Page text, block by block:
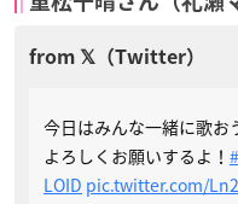
今日はみんな一緒に歌
よろしくお願いするよ！
LOID pic.twitter.com/